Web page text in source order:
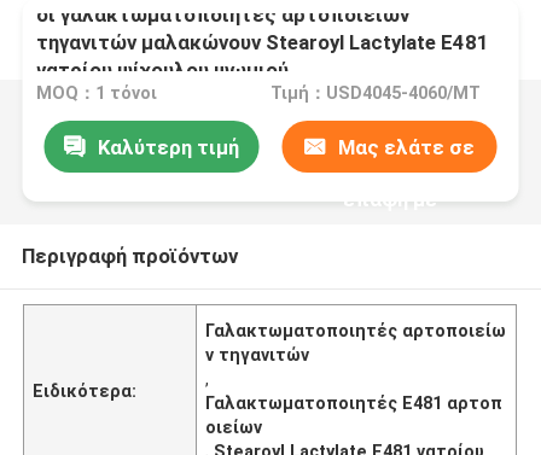
οι γαλακτωματοποιητές αρτοποιείων
τηγανιτών μαλακώνουν Stearoyl Lactylate E481
νατρίου ψίχουλου ψωμιού
MOQ：1 τόνοι Τιμή：USD4045-4060/MT
Καλύτερη τιμή Μας ελάτε σε
επαφή με
Περιγραφή προϊόντων
Ειδικότερα:
Γαλακτωματοποιητές αρτοποιείω
ν τηγανιτών
,
Γαλακτωματοποιητές E481 αρτοπ
οιείων
, Stearoyl Lactylate E481 νατρίου